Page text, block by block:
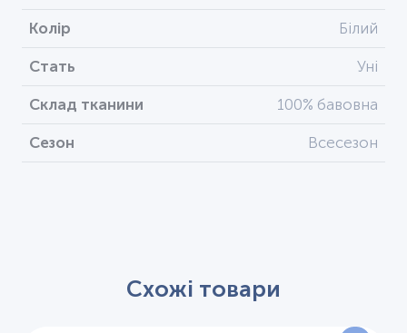
Колір Білий
Стать Уні
Склад тканини 100% бавовна
Сезон Всесезон
Схожі товари